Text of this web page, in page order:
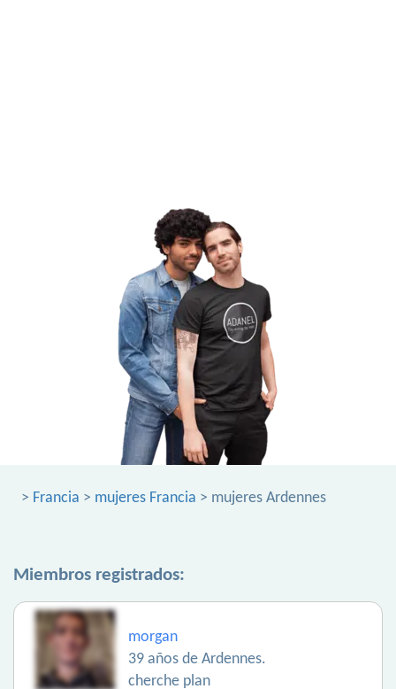
> Francia > mujeres Francia > mujeres Ardennes
Miembros registrados:
morgan
39 años de Ardennes.
cherche plan